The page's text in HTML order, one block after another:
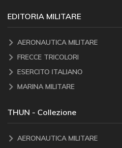
EDITORIA MILITARE
AERONAUTICA MILITARE
FRECCE TRICOLORI
ESERCITO ITALIANO
MARINA MILITARE
THUN - Collezione
AERONAUTICA MILITARE